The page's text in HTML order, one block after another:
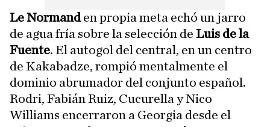
Le Normanden propia meta echó un jarro
de agua fría sobre la selección de Luis de la
Fuente. El autogol del central, en un centro
de Kakabadze, rompió mentalmente el
dominio abrumador del conjunto español.
Rodri, Fabián Ruiz, Cucurella y Nico
Williams encerraron a Georgia desde el